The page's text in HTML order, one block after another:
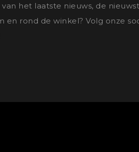
het laatste nieuws, de
en rond de winkel? Volg onze